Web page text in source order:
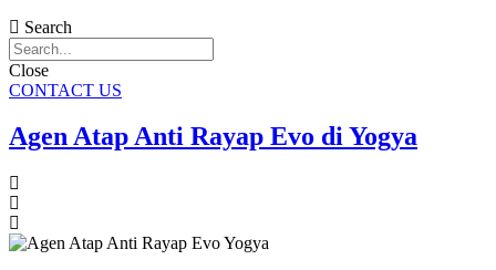
Search
Close
CONTACT US
Agen Atap Anti Rayap Evo di Yogya